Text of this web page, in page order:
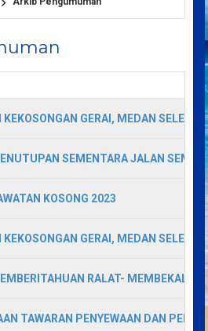
KEKOSONGAN GERAI, MEDAN
SEMENTARA JALAN
KOSONG 2023
KEKOSONGAN GERAI, MEDAN
RALAT- MEMBEKAL
TAWARAN PENYEWAAN DAN